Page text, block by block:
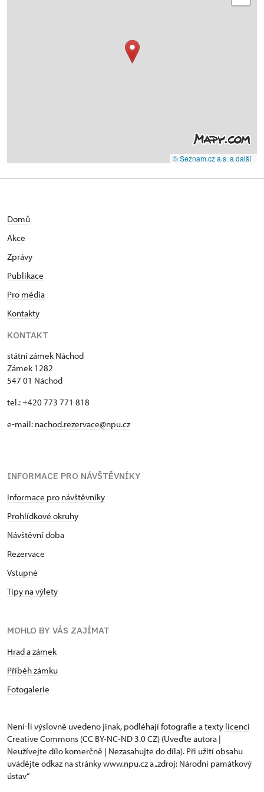
© Seznam.cz a.s. a další
Domů
Akce
Zprávy
Publikace
Pro média
Kontakty
KONTAKT
státní zámek Náchod
Zámek 1282
547 01 Náchod
tel.: +420 773 771 818
e-mail: nachod.rezervace@npu.cz
INFORMACE PRO NÁVŠTĚVNÍKY
Informace pro návštěvníky
Prohlídkové okruhy
Návštěvní doba
Rezervace
Vstupné
Tipy na výlety
MOHLO BY VÁS ZAJÍMAT
Hrad a zámek
Příběh zámku
Fotogalerie
Není-li výslovně uvedeno jinak, podléhají fotografie a texty licenci
Creative Commons (CC BY-NC-ND 3.0 CZ) (Uveďte autora |
Neužívejte dílo komerčně | Nezasahujte do díla). Při užití obsahu
uvádějte odkaz na stránky www.npu.cz a „zdroj: Národní památkový
ústav“